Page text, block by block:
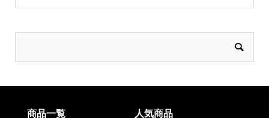
商品一覧 人気商品